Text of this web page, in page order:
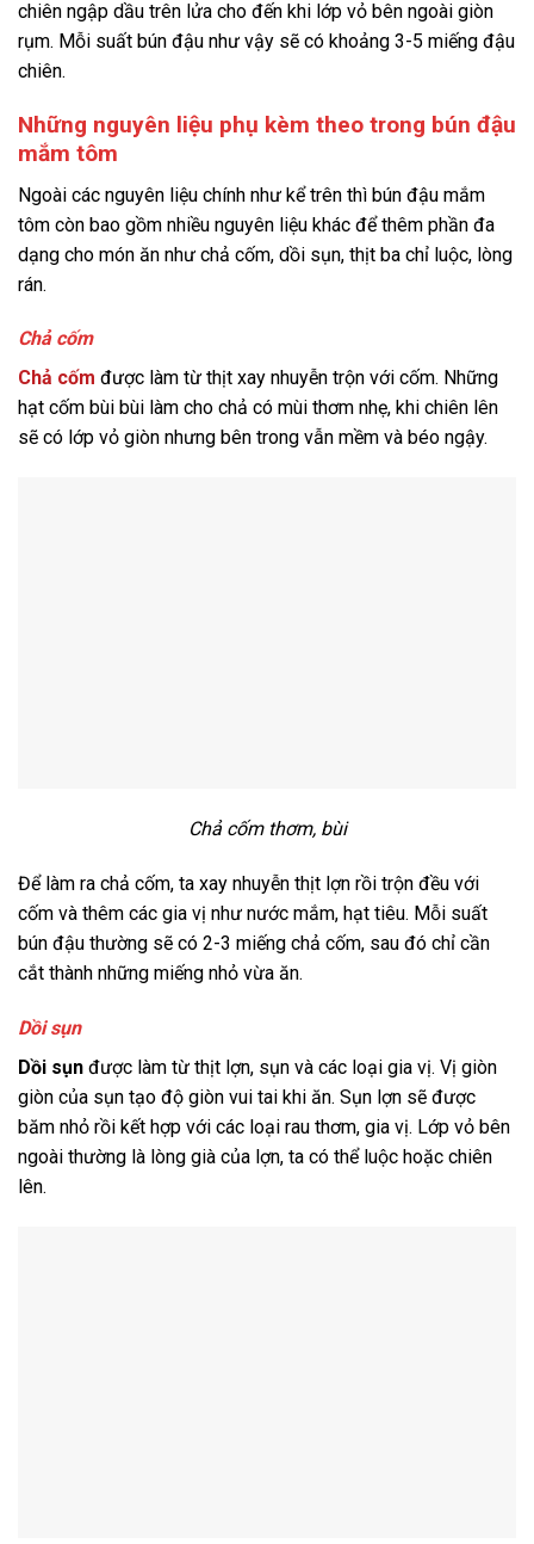
chiên ngập dầu trên lửa cho đến khi lớp vỏ bên ngoài giòn
rụm. Mỗi suất bún đậu như vậy sẽ có khoảng 3-5 miếng đậu
chiên.
Những nguyên liệu phụ kèm theo trong bún đậu
mắm tôm
Ngoài các nguyên liệu chính như kể trên thì bún đậu mắm
tôm còn bao gồm nhiều nguyên liệu khác để thêm phần đa
dạng cho món ăn như chả cốm, dồi sụn, thịt ba chỉ luộc, lòng
rán.
Chả cốm
Chả cốm được làm từ thịt xay nhuyễn trộn với cốm. Những
hạt cốm bùi bùi làm cho chả có mùi thơm nhẹ, khi chiên lên
sẽ có lớp vỏ giòn nhưng bên trong vẫn mềm và béo ngậy.
Chả cốm thơm, bùi
Để làm ra chả cốm, ta xay nhuyễn thịt lợn rồi trộn đều với
cốm và thêm các gia vị như nước mắm, hạt tiêu. Mỗi suất
bún đậu thường sẽ có 2-3 miếng chả cốm, sau đó chỉ cần
cắt thành những miếng nhỏ vừa ăn.
Dồi sụn
Dồi sụn được làm từ thịt lợn, sụn và các loại gia vị. Vị giòn
giòn của sụn tạo độ giòn vui tai khi ăn. Sụn lợn sẽ được
băm nhỏ rồi kết hợp với các loại rau thơm, gia vị. Lớp vỏ bên
ngoài thường là lòng già của lợn, ta có thể luộc hoặc chiên
lên.